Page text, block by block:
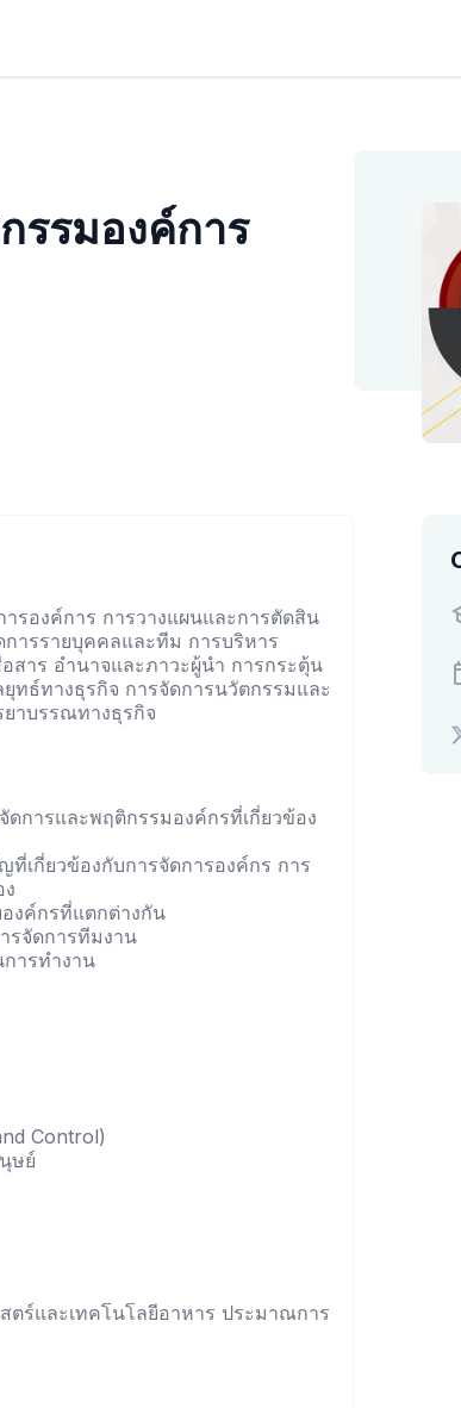
รรมองค์การ
รองค์การ การวางแผนและการตัดสิน
ารรายบุคคลและทีม การบริหาร
าร อำนาจและภาวะผู้นำ การกระตุ้น
ทธ์ทางธุรกิจ การจัดการนวัตกรรมและ
าบรรณทางธุรกิจ
การและพฤติกรรมองค์กรที่เกี่ยวข้อง
เกี่ยวข้องกับการจัดการองค์กร การ
องค์กรที่แตกต่างกัน
รจัดการทีมงาน
ารทำงาน
Control)
ษย์
ตร์และเทคโนโลยีอาหาร ประมาณการ